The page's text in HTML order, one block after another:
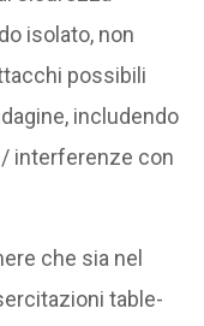
isolato, non
possibili
includendo
/ interferenze con
che sia nel
table-